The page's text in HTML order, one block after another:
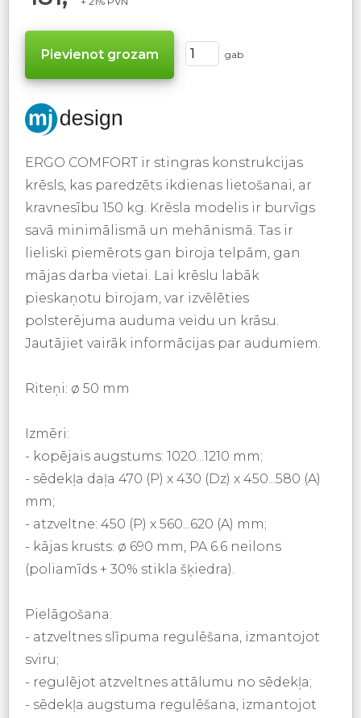
gab
ERGO COMFORT ir stingras konstrukcijas
krēsls, kas paredzēts ikdienas lietošanai, ar
kravnesību 150 kg. Krēsla modelis ir burvīgs
savā minimālismā un mehānismā. Tas ir
lieliski piemērots gan biroja telpām, gan
mājas darba vietai. Lai krēslu labāk
pieskaņotu birojam, var izvēlēties
polsterējuma auduma veidu un krāsu.
Jautājiet vairāk informācijas par audumiem.
Riteņi: ø 50 mm
Izmēri:
- kopējais augstums: 1020...1210 mm;
- sēdekļa daļa 470 (P) x 430 (Dz) x 450...580 (A)
mm;
- atzveltne: 450 (P) x 560...620 (A) mm;
- kājas krusts: ø 690 mm, PA 6.6 neilons
(poliamīds + 30% stikla šķiedra).
Pielāgošana:
- atzveltnes slīpuma regulēšana, izmantojot
sviru;
- regulējot atzveltnes attālumu no sēdekļa;
- sēdekļa augstuma regulēšana, izmantojot